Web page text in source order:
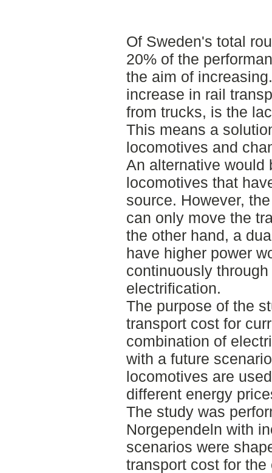
Of Sweden's total
20% of the
the aim of
increase in rail
from trucks, is the
This means a
locomotives and
An alternative would
locomotives that
source. However,
can only move the
the other hand, a
have higher power
continuously
electrification.
The purpose of the
transport cost for
combination of
with a future
locomotives are
different energy
The study was
Norgependeln with
scenarios were
transport cost for